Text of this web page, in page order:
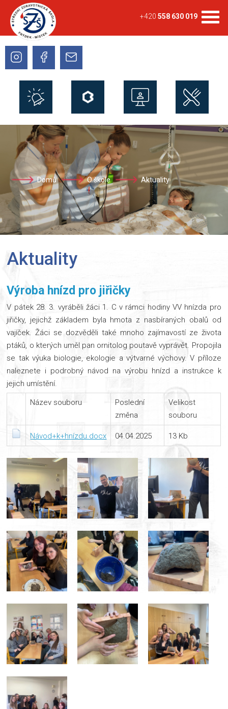
+420 558 630 019
Domů O škole Aktuality
Aktuality
Výroba hnízd pro jiřičky
V pátek 28. 3. vyráběli žáci 1. C v rámci hodiny VV hnízda pro
jiřičky, jejichž základem byla hmota z nasbíraných obalů od
vajíček. Žáci se dozvěděli také mnoho zajímavostí ze života
ptáků, o kterých uměl pan ornitolog poutavě vyprávět. Propojila
se tak výuka biologie, ekologie a výtvarné výchovy. V příloze
naleznete i podrobný návod na výrobu hnízd a instrukce k
jejich umístění.
Název souboru
Poslední
změna
Velikost
souboru
Návod+k+hnízdu.docx 04.04.2025 13 Kb